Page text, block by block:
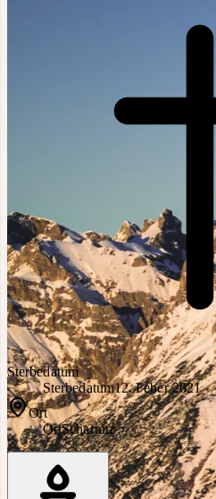
Sterbedatum
Sterbedatum12. Feber 2021
Ort
OrtScharnitz